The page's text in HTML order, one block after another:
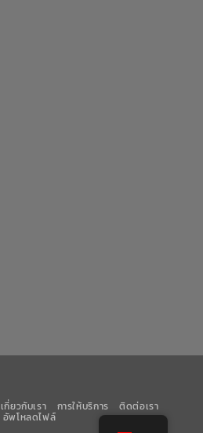
เกี่ยวกับเรา การให้บริการ ติดต่อเรา
อัพโหลดไฟล์